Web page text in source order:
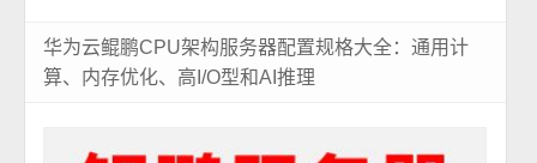
华为云鲲鹏CPU架构服务器配置规格大全：通用计
算、内存优化、高I/O型和AI推理